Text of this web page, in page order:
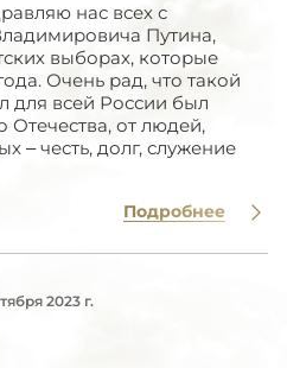
нас всех с
Путина,
выборах, которые
Очень рад, что такой
всей России был
Отечества, от людей,
– честь, долг, служение
Подробнее
2023 г.